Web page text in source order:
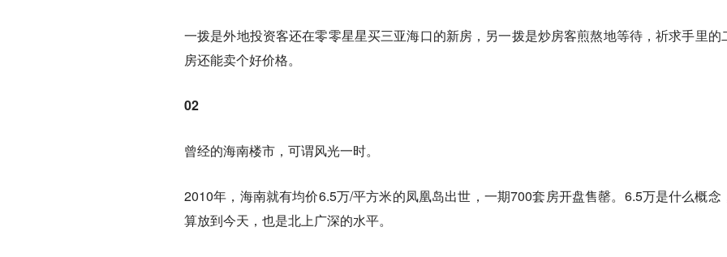
一拨是外地投资客还在零零星星买三亚海口的新房，另一拨是炒房客煎熬地等待，祈求手里的
房还能卖个好价格。
02
曾经的海南楼市，可谓风光一时。
2010年，海南就有均价6.5万/平方米的凤凰岛出世，一期700套房开盘售罄。6.5万是什么概念
算放到今天，也是北上广深的水平。